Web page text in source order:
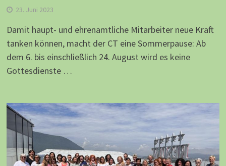
23. Juni 2023
Damit haupt- und ehrenamtliche Mitarbeiter neue Kraft
tanken können, macht der CT eine Sommerpause: Ab
dem 6. bis einschließlich 24. August wird es keine
Gottesdienste …